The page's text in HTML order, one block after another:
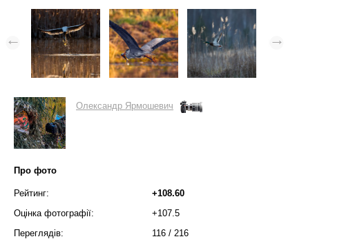
Олександр Ярмошевич
Про фото
Рейтинг:
+108.60
Оцінка фотографії:
+107.5
Переглядів:
116 / 216